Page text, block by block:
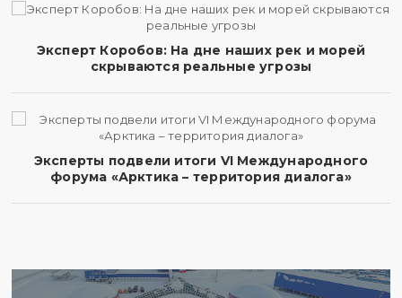
Эксперт Коробов: На дне наших рек и морей
скрываются реальные угрозы
Эксперты подвели итоги VI Международного
форума «Арктика – территория диалога»